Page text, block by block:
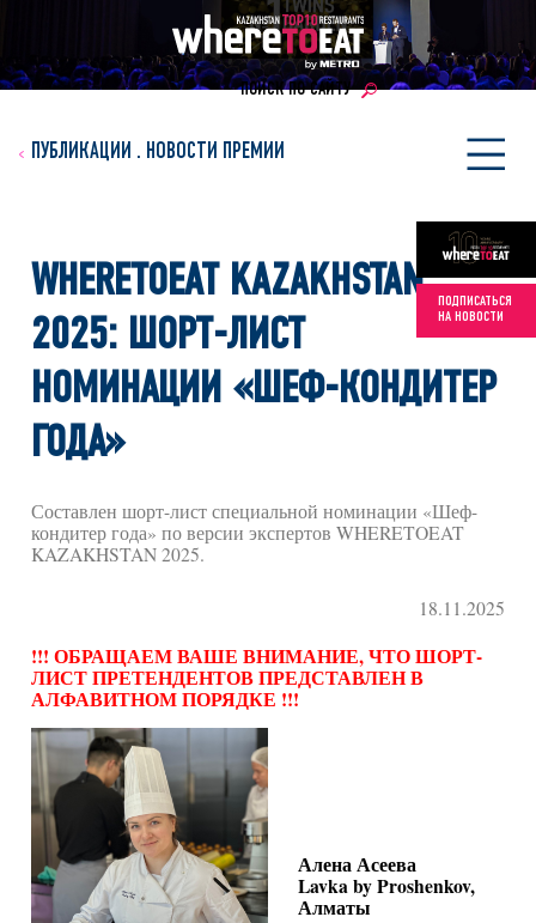
ПОИСК ПО САЙТУ
ПОДПИСАТЬСЯ
НА НОВОСТИ
ПУБЛИКАЦИИ . НОВОСТИ ПРЕМИИ
WHERETOEAT KAZAKHSTAN
2025: ШОРТ-ЛИСТ
НОМИНАЦИИ «ШЕФ-КОНДИТЕР
ГОДА»
Составлен шорт-лист специальной номинации «Шеф-
кондитер года» по версии экспертов WHERETOEAT
KAZAKHSTAN 2025.
18.11.2025
!!! ОБРАЩАЕМ ВАШЕ ВНИМАНИЕ, ЧТО ШОРТ-
ЛИСТ ПРЕТЕНДЕНТОВ ПРЕДСТАВЛЕН В
АЛФАВИТНОМ ПОРЯДКЕ !!!
Алена Асеева
Lavka by Proshenkov,
Алматы